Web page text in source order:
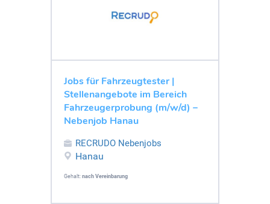
Jobs für Fahrzeugtester |
Stellenangebote im Bereich
Fahrzeugerprobung (m/w/d) –
Nebenjob Hanau
RECRUDO Nebenjobs
Hanau
Gehalt: nach Vereinbarung